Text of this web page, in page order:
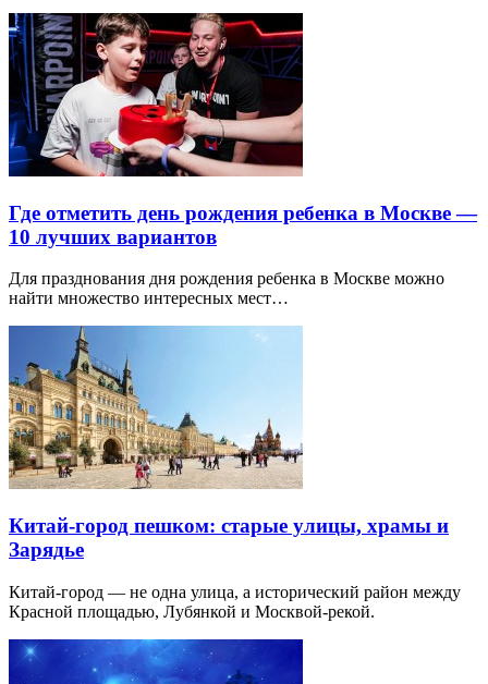
Где отметить день рождения ребенка в Москве —
10 лучших вариантов
Для празднования дня рождения ребенка в Москве можно
найти множество интересных мест…
Китай-город пешком: старые улицы, храмы и
Зарядье
Китай-город — не одна улица, а исторический район между
Красной площадью, Лубянкой и Москвой-рекой.